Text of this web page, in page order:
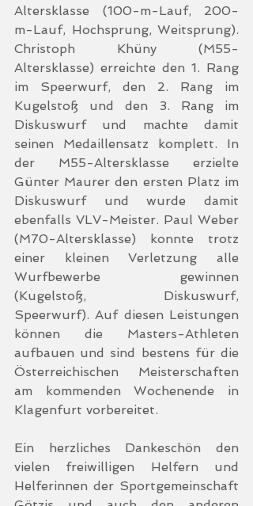
Altersklasse (100-m-Lauf, 200-
m-Lauf, Hochsprung, Weitsprung).
Christoph Khüny (M55-
Altersklasse) erreichte den 1. Rang
im Speerwurf, den 2. Rang im
Kugelstoß und den 3. Rang im
Diskuswurf und machte damit
seinen Medaillensatz komplett. In
der M55-Altersklasse erzielte
Günter Maurer den ersten Platz im
Diskuswurf und wurde damit
ebenfalls VLV-Meister. Paul Weber
(M70-Altersklasse) konnte trotz
einer kleinen Verletzung alle
Wurfbewerbe gewinnen
(Kugelstoß, Diskuswurf,
Speerwurf). Auf diesen Leistungen
können die Masters-Athleten
aufbauen und sind bestens für die
Österreichischen Meisterschaften
am kommenden Wochenende in
Klagenfurt vorbereitet.
Ein herzliches Dankeschön den
vielen freiwilligen Helfern und
Helferinnen der Sportgemeinschaft